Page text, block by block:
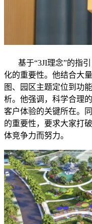
基于“3JI理念”的指引
化的重要性。他结合大
图、园区主题定位到功
析。他强调，科学合理
客户体验的关键所在。
的重要性，要求大家打
体竞争力而努力。